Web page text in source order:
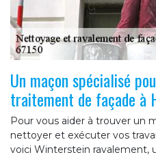
Un maçon spécialisé
traitement de façade à
Pour vous aider à trouver un
nettoyer et exécuter vos
voici Winterstein ravalement,